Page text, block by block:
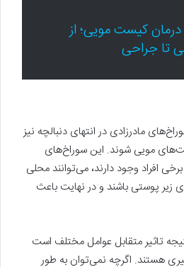
درمان کیست مویی؛ از
تا جراحی
مادرزادی در انتهای دنبالچه نیز
مویی شوند. این سوراخ‌های
افراد وجود دارند، می‌توانند محلی
زیر پوستی باشند و در نهایت باعث
تاثیر متقابل عوامل مختلف است
هستند. اگرچه نمی‌توان به طور